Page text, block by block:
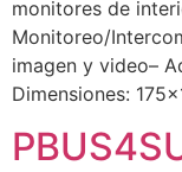
monitores de
Monitoreo/
imagen y video–
Dimensiones: